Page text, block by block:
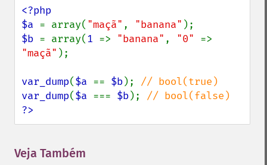
<?php
$a = array( "maçã" , "banana"
$b = array(1 => "banana" , "0"
"maçã" );
var_dump($a == $b);
var_dump($a === $b);
?>
Veja Também